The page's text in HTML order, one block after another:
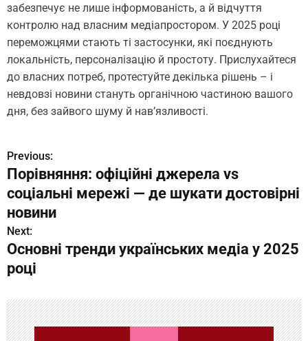
забезпечує не лише інформованість, а й відчуття
контролю над власним медіапростором. У 2025 році
переможцями стають ті застосунки, які поєднують
локальність, персоналізацію й простоту. Прислухайтеся
до власних потреб, протестуйте декілька рішень – і
невдовзі новини стануть органічною частиною вашого
дня, без зайвого шуму й нав’язливості.
Н
а
в
и
г
ц
Previous:
Порівняння: офіційні джерела vs
соціальні мережі — де шукати достовірні
новини
Next:
Основні тренди українських медіа у 2025
році